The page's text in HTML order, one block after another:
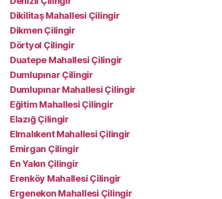
Dikilitaş Mahallesi Çilingir
Dikmen Çilingir
Dörtyol Çilingir
Duatepe Mahallesi Çilingir
Dumlupınar Çilingir
Dumlupınar Mahallesi Çilingir
Eğitim Mahallesi Çilingir
Elazığ Çilingir
Elmalıkent Mahallesi Çilingir
Emirgan Çilingir
En Yakın Çilingir
Erenköy Mahallesi Çilingir
Ergenekon Mahallesi Çilingir